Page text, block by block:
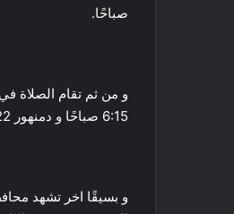
صباحًا.
6:15 صباحًا و دمنهور 6:22 صباحًا.